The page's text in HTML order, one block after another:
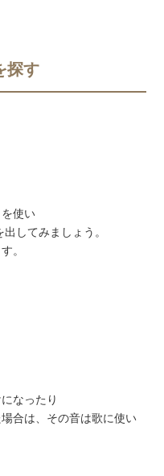
探す
使い
してみましょう。
。
なったり
合は、その音は歌に使い